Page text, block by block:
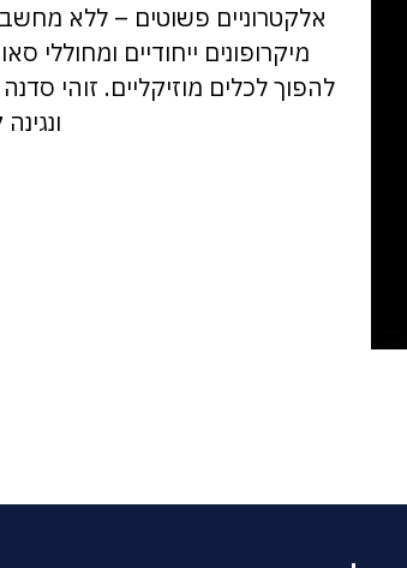
אלקטרוניים פשוטים – ללא
מיקרופונים ייחודיים ומחוללי
להפוך לכלים מוזיקליים. זוהי